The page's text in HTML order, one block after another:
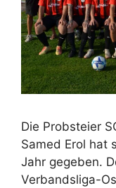
Die Probsteier
Samed Erol hat
Jahr gegeben.
Verbandsliga-